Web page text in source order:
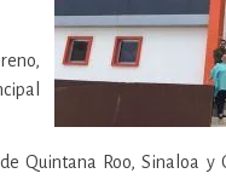
Quintana Roo, Sinaloa y